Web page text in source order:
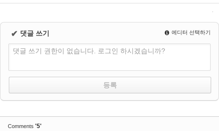
✔ 댓글 쓰기 에디터 선택하기
댓글 쓰기 권한이 없습니다. 로그인 하시겠습니까?
Comments '5'